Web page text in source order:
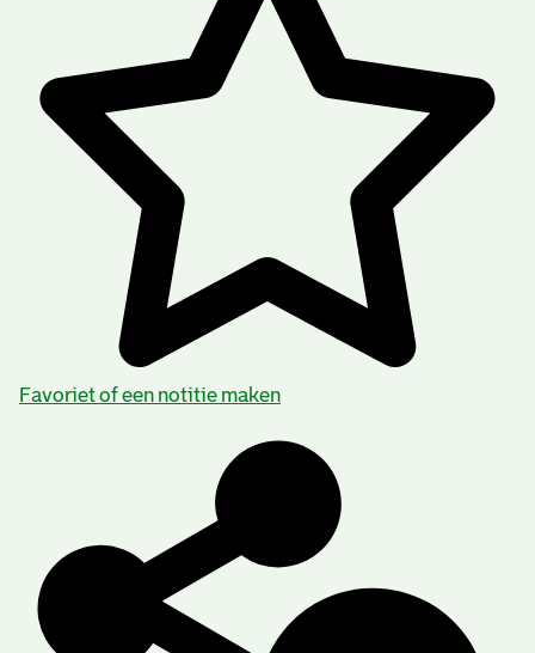
Favoriet of een notitie maken